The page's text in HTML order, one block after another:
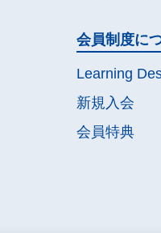
会員制度に
Learning
新規入会
会員特典